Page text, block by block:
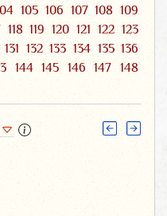
105 106 107 108 109
118 119 120 121 122 123
131 132 133 134 135 136
144 145 146 147
148